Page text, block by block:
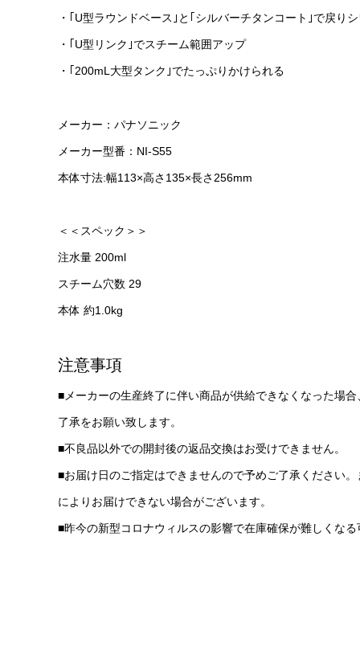
・｢U型ラウンドベース｣と｢シルバーチタンコート｣で戻り
・｢U型リンク｣でスチーム範囲アップ
・｢200mL大型タンク｣でたっぷりかけられる
メーカー：パナソニック
メーカー型番：NI-S55
本体寸法:幅113×高さ135×長さ256mm
＜＜スペック＞＞
注水量 200ml
スチーム穴数 29
本体 約1.0kg
注意事項
■メーカーの生産終了に伴い商品が供給できなくなった場
了承をお願い致します。
■不良品以外での開封後の返品交換はお受けできません。
■お届け日のご指定はできませんので予めご了承ください
によりお届けできない場合がございます。
■昨今の新型コロナウィルスの影響で在庫確保が難しくな